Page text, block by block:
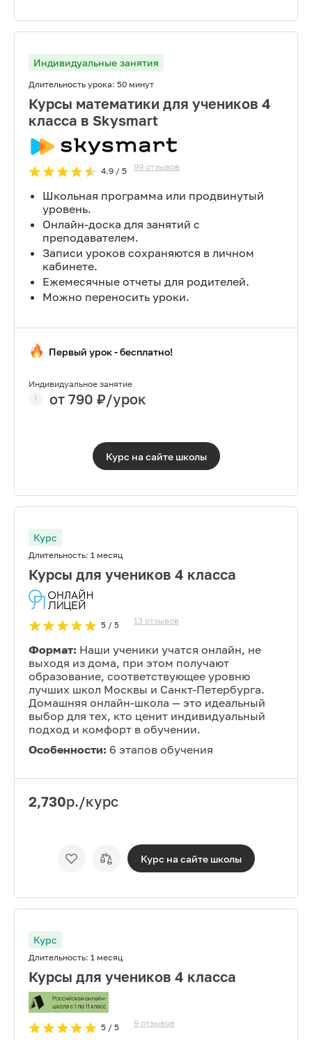
Индивидуальные занятия
Длительность урока: 50 минут
Курсы математики для учеников 4
класса в Skysmart
4.9/ 5 99 отзывов
Школьная программа или продвинутый
уровень.
Онлайн-доска для занятий с
преподавателем.
Записи уроков сохраняются в личном
кабинете.
Ежемесячные отчеты для родителей.
Можно переносить уроки.
Первый урок - бесплатно!
Индивидуальное занятие
от 790 ₽/урок
Курс на сайте школы
Курс
Длительность: 1 месяц
Курсы для учеников 4 класса
5/ 5 13 отзывов
Формат: Наши ученики учатся онлайн, не
выходя из дома, при этом получают
образование, соответствующее уровню
лучших школ Москвы и Санкт-Петербурга.
Домашняя онлайн-школа — это идеальный
выбор для тех, кто ценит индивидуальный
подход и комфорт в обучении.
Особенности: 6 этапов обучения
2,730р./курс
Курс на сайте школы
Курс
Длительность: 1 месяц
Курсы для учеников 4 класса
5/ 5 9 отзывов